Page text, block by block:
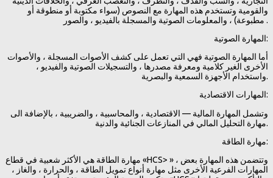
والقومية وتستخدم هذه المهارة مع النصوص (سواء مكتوبة أو منطوقة أو
مطبوعة) ، والمعلومات الصوتية والمسجلة بالفيديو ، والصور .
المهارة الصوتية:
أما المهارة الصوتية فهي التي تعمل على كشف الأصوات المسجلة ، والأصوات
الأخرى الغير كلامية ومعرفة مصدرها ، والتسجيلات الصوتية والفيديو ،
واستخدام الأجهزة السمعية والبصرية.
المهارات الاقتصادية:
وتشمل المهارة المالية — الاقتصادية ، والمحاسبية ، والضريبية ، بالإضافة الى
مهارة التحليل المالي في المنازعات الجنائية والدنية.
مهارة الطاقة:
مهارة الطاقة هي الأكثر شعبية في قطاع «HCS> » ، وتتضمن هذه المهارة بعض
المهارات الفرعية الأخرى مثل مهارة أنواع تمويل الطاقة ، والحرارة ، والغاز ،